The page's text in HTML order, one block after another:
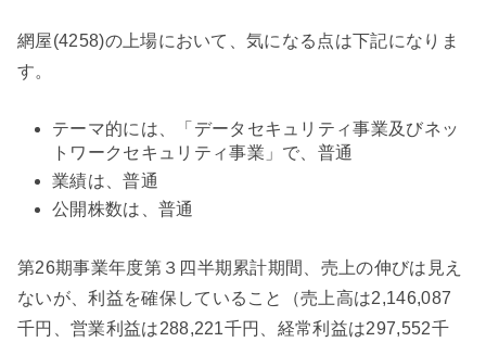
網屋(4258)の上場において、気になる点は下記になりま
す。
テーマ的には、「データセキュリティ事業及びネッ
トワークセキュリティ事業」で、普通
業績は、普通
公開株数は、普通
第26期事業年度第３四半期累計期間、売上の伸びは見え
ないが、利益を確保していること（売上高は2,146,087
千円、営業利益は288,221千円、経常利益は297,552千